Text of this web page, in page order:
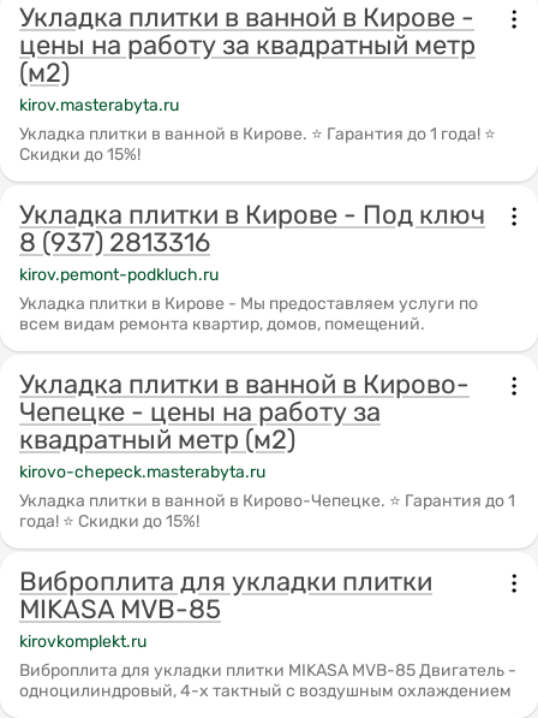
Укладка плитки в ванной в Кирове -
цены на работу за квадратный метр
(м2)
kirov.masterabyta.ru
Укладка плитки в ванной в Кирове. ⭐ Гарантия до 1 года! ⭐
Скидки до 15%!
Укладка плитки в Кирове - Под ключ
8 (937) 2813316
kirov.pemont-podkluch.ru
Укладка плитки в Кирове - Мы предоставляем услуги по
всем видам ремонта квартир, домов, помещений.
Укладка плитки в ванной в Кирово-
Чепецке - цены на работу за
квадратный метр (м2)
kirovo-chepeck.masterabyta.ru
Укладка плитки в ванной в Кирово-Чепецке. ⭐ Гарантия до 1
года! ⭐ Скидки до 15%!
Виброплита для укладки плитки
MIKASA MVB-85
kirovkomplekt.ru
Виброплита для укладки плитки MIKASA MVB-85 Двигатель -
одноцилиндровый, 4-х тактный с воздушным охлаждением